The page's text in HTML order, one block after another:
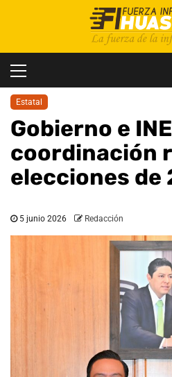
principal
Estatal
Gobierno e
coordinación
elecciones de
5 junio 2026 Redacción